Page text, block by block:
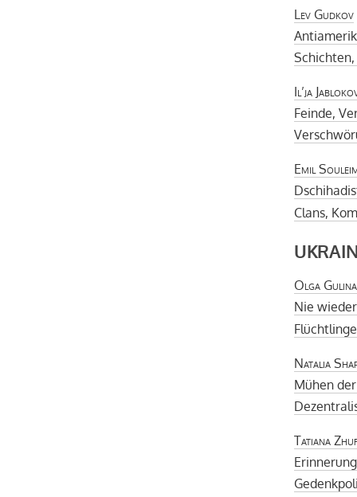
Lev Gudkov
Il’ja
Feinde,
Emil
Clans,
Olga Gulina
Nie
Natalia
Mühen
Tatiana